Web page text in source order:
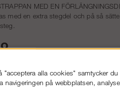
MED EN
med en extra stegdel och på så
"acceptera alla cookies" samtycker
navigeringen på webbplatsen,